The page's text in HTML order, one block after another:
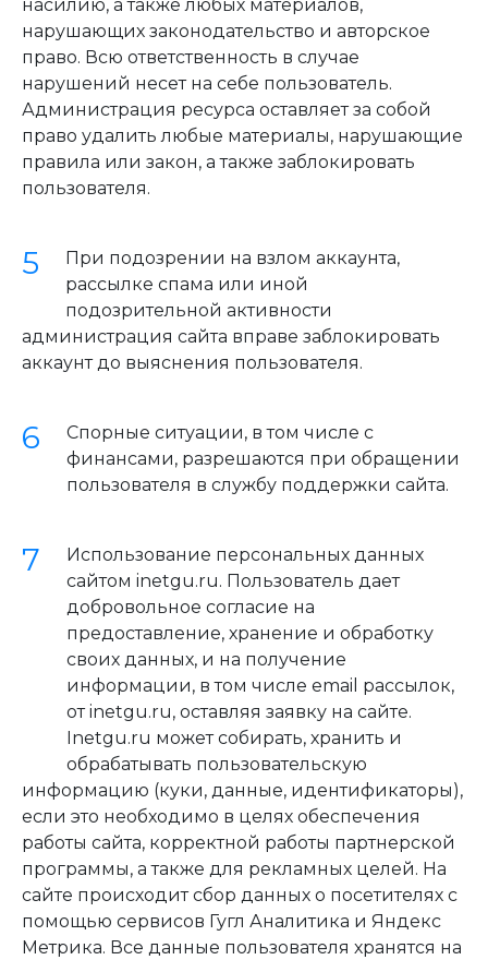
насилию, а также любых материалов,
нарушающих законодательство и авторское
право. Всю ответственность в случае
нарушений несет на себе пользователь.
Администрация ресурса оставляет за собой
право удалить любые материалы, нарушающие
правила или закон, а также заблокировать
пользователя.
При подозрении на взлом аккаунта,
рассылке спама или иной
подозрительной активности
администрация сайта вправе заблокировать
аккаунт до выяснения пользователя.
Спорные ситуации, в том числе с
финансами, разрешаются при обращении
пользователя в службу поддержки сайта.
Использование персональных данных
сайтом inetgu.ru. Пользователь дает
добровольное согласие на
предоставление, хранение и обработку
своих данных, и на получение
информации, в том числе email рассылок,
от inetgu.ru, оставляя заявку на сайте.
Inetgu.ru может собирать, хранить и
обрабатывать пользовательскую
информацию (куки, данные, идентификаторы),
если это необходимо в целях обеспечения
работы сайта, корректной работы партнерской
программы, а также для рекламных целей. На
сайте происходит сбор данных о посетителях с
помощью сервисов Гугл Аналитика и Яндекс
Метрика. Все данные пользователя хранятся на